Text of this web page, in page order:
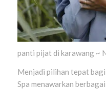
panti pijat di karawang ~
Menjadi pilihan tepat
Spa menawarkan